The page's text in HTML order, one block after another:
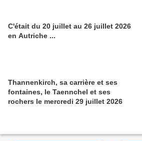
C'était du 20 juillet au 26 juillet 2026
en Autriche ...
Thannenkirch, sa carrière et ses
fontaines, le Taennchel et ses
rochers le mercredi 29 juillet 2026